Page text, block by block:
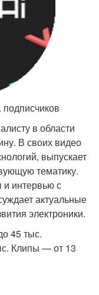
в области
В своих видео
выпускает
тематику.
и интервью с
актуальные
электроники.
45 тыс.
Клипы — от 13